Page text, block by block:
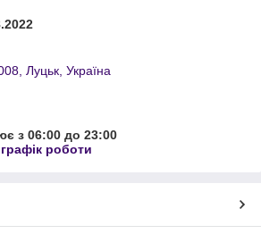
Луцьк, Україна
з 06:00 до 23:00
роботи